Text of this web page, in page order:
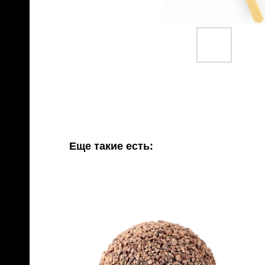
Еще такие есть: